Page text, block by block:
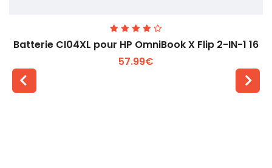
Batterie CI04XL pour HP OmniBook X Flip 2-IN-1 16
57.99€